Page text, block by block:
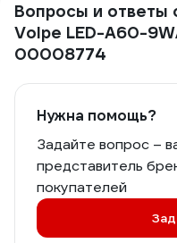
Вопросы и ответы
Volpe LED-A60-
00008774
Нужна помощь?
Задайте вопрос –
представитель
покупателей